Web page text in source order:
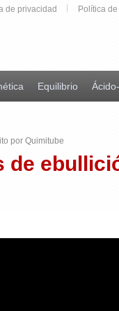
de privacidad Política
Equilibrio
por Quimitube